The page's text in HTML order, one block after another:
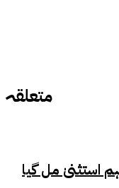
متعلقہ
استثنیٰ مل گیا